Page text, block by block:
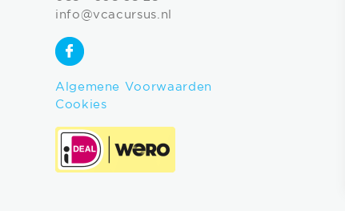
info@vcacursus.nl
Algemene Voorwaarden
Cookies